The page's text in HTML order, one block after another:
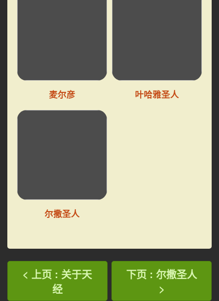
麦尔彦 叶哈雅圣人
尔撒圣人
< 上页 : 关于天
经
下页 : 尔撒圣人
>